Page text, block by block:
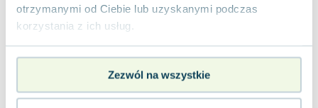
otrzymanymi od Ciebie lub uzyskanymi podczas
korzystania z ich usług.
Zezwól na wszystkie